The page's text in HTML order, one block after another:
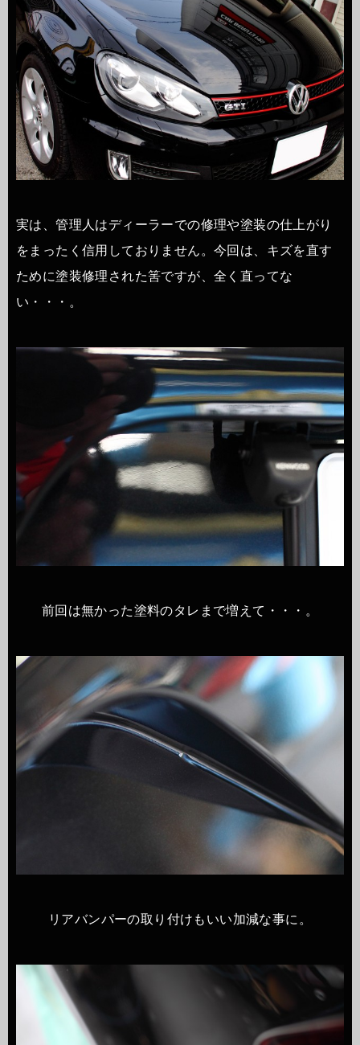
実は、管理人はディーラーでの修理や塗装の仕上がり
をまったく信用しておりません。今回は、キズを直す
ために塗装修理された筈ですが、全く直ってな
い・・・。
前回は無かった塗料のタレまで増えて・・・。
リアバンパーの取り付けもいい加減な事に。